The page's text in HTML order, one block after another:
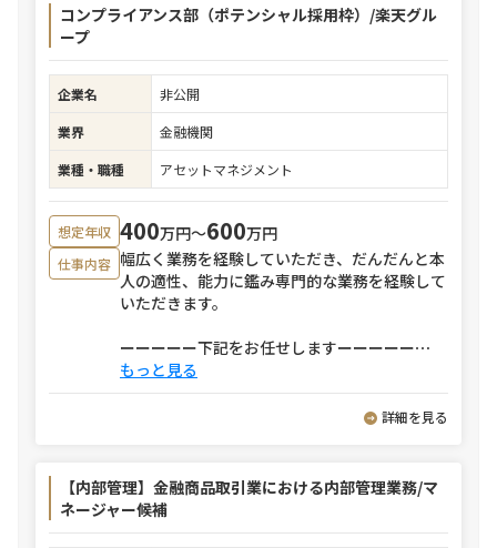
コンプライアンス部（ポテンシャル採用枠）/楽天グル
ープ
企業名
非公開
業界
金融機関
業種・職種
アセットマネジメント
想定年収 400万円〜600万円
仕事内容 幅広く業務を経験していただき、だんだんと本
人の適性、能力に鑑み専門的な業務を経験して
いただきます。
ーーーーー下記をお任せしますーーーーー⋯
もっと見る
詳細を見る
【内部管理】金融商品取引業における内部管理業務/マ
ネージャー候補